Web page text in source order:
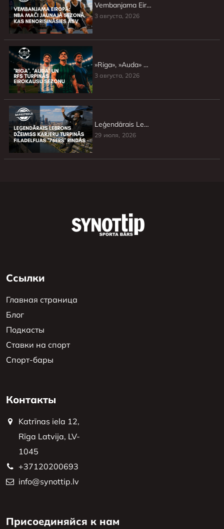
Vembanjama Eiropā: NBA mači jaunajā sezonā, kas nenorisināsies ASV
3 августа, 2026
»Riga», »Auda» un RFS turpinās Eirokausu sezonu
3 августа, 2026
Leģendārais Lebrons Džeimss karjeru turpinās Filadelfijas »76ers» rindās
29 июля, 2026
Ссылки
Главная страница
Блог
Подкасты
Ставки на спорт
Спорт-бары
Контакты
Katrīnas iela 12,
Rīga Latvija, LV-
1045
+37120200693
info@synottip.lv
Присоединяйся к нам